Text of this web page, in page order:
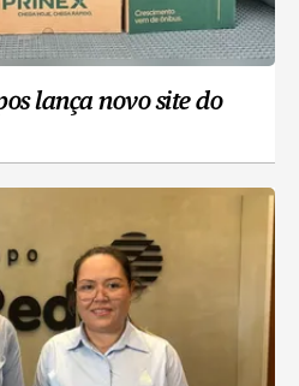
lança novo site do